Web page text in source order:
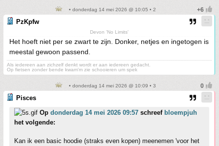
• donderdag 14 mei 2026 @ 10:05 • 2
PzKpfw
Devon 'No Limits'
Het hoeft niet per se zwart te zijn. Donker, netjes en ingetogen is
meestal gewoon passend.
Als iedereen aan zichzelf denkt wordt er aan iedereen gedacht.
Op fietsen zonder bende kwam'm zie schooieren um spek
• donderdag 14 mei 2026 @ 10:09 • 3
Pisces
Op donderdag 14 mei 2026 09:57 schreef bloempjuh
het volgende:
Kan ik een basic hoodie (straks even kopen) meenemen 'voor het